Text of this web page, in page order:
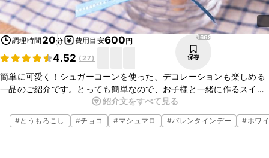
調理時間 20分 費用目安600円
4.52 (27)
1668
保存
簡単に可愛く！シュガーコーンを使った、デコレーションも楽しめる
一品のご紹介です。とっても簡単なので、お子様と一緒に作るスイー
ツにもぴったりですよ。お好みのトッピングで飾って、アレンジして
みてくださいね。
紹介文をすべて見る
#とうもろこし #チョコ #マシュマロ #バレンタインデー #ホワ